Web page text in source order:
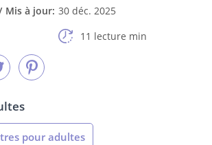
Mis à jour: 30 déc. 2025
11 lecture min
pour adultes